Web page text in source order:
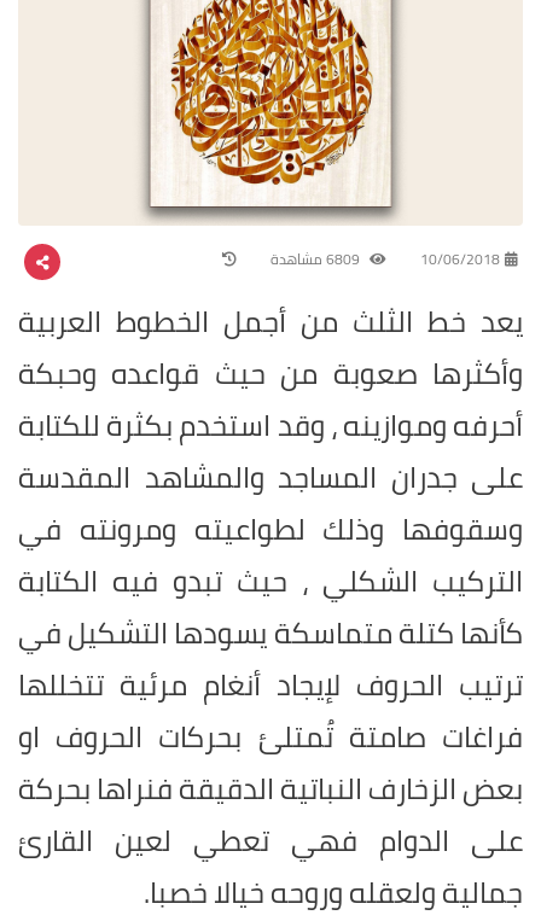
10/06/2018
يعد خط الثلث من أجمل الخطوط العربية
وأكثرها صعوبة من حيث قواعده وحبكة
أحرفه وموازينه ، وقد استخدم بكثرة للكتابة
على جدران المساجد والمشاهد المقدسة
وسقوفها وذلك لطواعيته ومرونته في
التركيب الشكلي ، حيث تبدو فيه الكتابة
كأنها كتلة متماسكة يسودها التشكيل في
ترتيب الحروف لإيجاد أنغام مرئية تتخللها
فراغات صامتة تُمتلئ بحركات الحروف او
بعض الزخارف النباتية الدقيقة فنراها بحركة
على الدوام فهي تعطي لعين القارئ
جمالية ولعقله وروحه خيالا خصبا.